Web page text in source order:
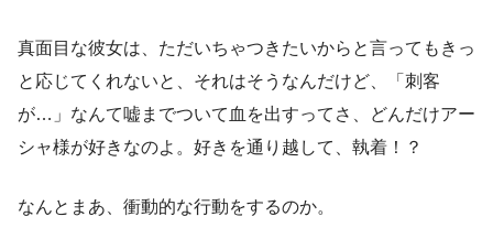
真面目な彼女は、ただいちゃつきたいからと言ってもきっ
と応じてくれないと、それはそうなんだけど、「刺客
が…」なんて嘘までついて血を出すってさ、どんだけアー
シャ様が好きなのよ。好きを通り越して、執着！？
なんとまあ、衝動的な行動をするのか。